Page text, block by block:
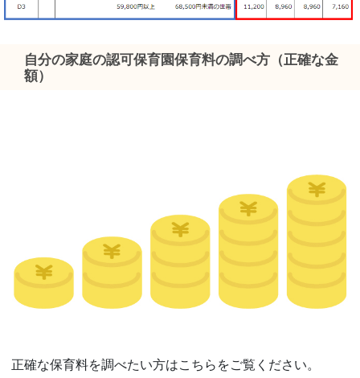
自分の家庭の認可保育園保育料の調べ方（正確な金
額）
正確な保育料を調べたい方はこちらをご覧ください。